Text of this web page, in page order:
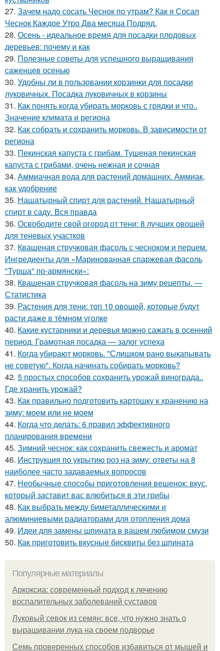
27. Зачем надо сосать Чеснок по утрам? Как я Сосал
Чеснок Каждое Утро Два месяца Подряд.
28. Осень - идеальное время для посадки плодовых
деревьев: почему и как
29. Полезные советы для успешного выращивания
саженцев осенью
30. Удобны ли в пользовании корзинки для посадки
луковичных. Посадка луковичных в корзины
31. Как понять когда убирать морковь с грядки и что..
Значение климата и региона
32. Как собрать и сохранить морковь. В зависимости от
региона
33. Пекинская капуста с грибам. Тушеная пекинская
капуста с грибами, очень нежная и сочная
34. Аммиачная вода для растений домашних. Аммиак,
как удобрение
35. Нашатырный спирт для растений. Нашатырный
спирт в саду. Вся правда
36. Освободите свой огород от тени: 8 лучших овощей
для теневых участков
37. Квашеная стручковая фасоль с чесноком и перцем.
Ингредиенты для «Маринованная спаржевая фасоль
"Турша" по-армянски»:
38. Квашеная стручковая фасоль на зиму рецепты. —
Статистика
39. Растения для тени: топ 10 овощей, которые будут
расти даже в тёмном уголке
40. Какие кустарники и деревья можно сажать в осенний
период. Грамотная посадка — залог успеха
41. Когда убирают морковь. "Слишком рано выкапывать
не советую". Когда начинать собирать морковь?
42. 5 простых способов сохранить урожай винограда..
Где хранить урожай?
43. Как правильно подготовить картошку к хранению на
зиму: моем или не моем
44. Когда что делать: 6 правил эффективного
планирования времени
45. Зимний чеснок: как сохранить свежесть и аромат
46. Инструкция по укрытию роз на зиму: ответы на 8
наиболее часто задаваемых вопросов
47. Необычные способы приготовления вешенок: вкус,
который заставит вас влюбиться в эти грибы
48. Как выбрать между биметаллическими и
алюминиевыми радиаторами для отопления дома
49. Идеи для замены шпината в вашем любимом смузи
50. Как приготовить вкусные бисквиты без шпината
Популярные материалы
Аркоксиа: современный подход к лечению
воспалительных заболеваний суставов
Луковый севок из семян: все, что нужно знать о
выращивании лука на своем подворье
Семь проверенных способов избавиться от мышей и